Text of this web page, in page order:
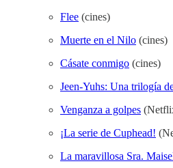
Flee (cines)
Muerte en el Nilo (cines)
Cásate conmigo (cines)
Jeen-Yuhs: Una trilogía
Venganza a golpes
¡La serie de Cuphead!
La maravillosa Sra.